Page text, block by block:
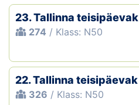
23. Tallinna teisipäevak
274 / Klass: N50
22. Tallinna teisipäevak
326 / Klass: N50